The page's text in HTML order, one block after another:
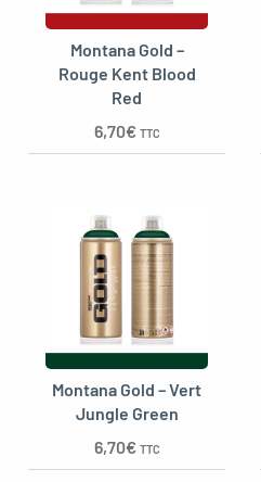
Montana Gold –
Rouge Kent Blood
Red
6,70€ TTC
Montana Gold – Vert
Jungle Green
6,70€ TTC